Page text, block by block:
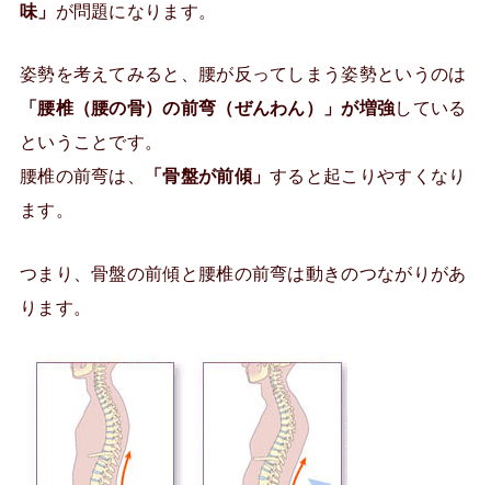
味」 が問題になります。
姿勢を考えてみると、腰が反ってしまう姿勢というのは
「腰椎（腰の骨）の前弯（ぜんわん）」が増強している
ということです。
腰椎の前弯は、
「骨盤が前傾」すると起こりやすくなり
ます。
つまり、骨盤の前傾と腰椎の前弯は動きのつながりがあ
ります。